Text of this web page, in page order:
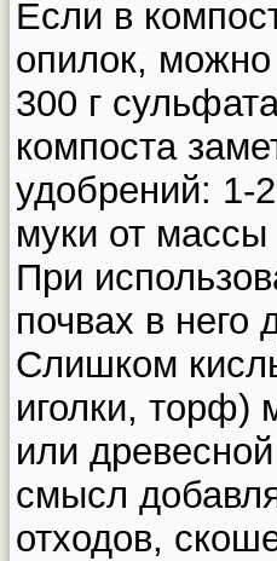
Если в
опилок,
300 г
компоста
удобрений: 1-
муки от
При
почвах в него
Слишком
иголки, торф)
или
смысл
отходов,